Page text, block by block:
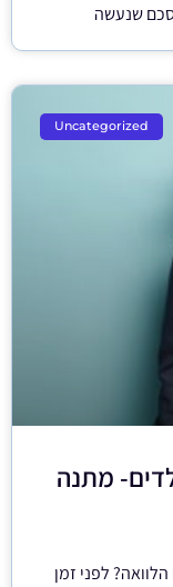
שנעשה
Uncategorized
מתנה
לפני זמן